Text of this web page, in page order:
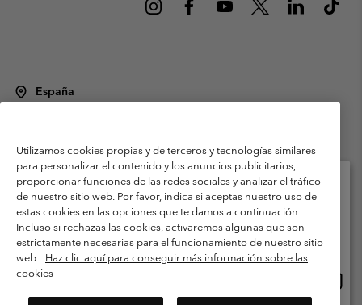
España
Condiciones de uso
Terminos de Venta
Garantía
Política de Privacidad
Términos y condiciones del programa de miembros
Términos De Uso Del Contenido Generado Por Los Usuarios
Impressum
Cookies Public CBCR
Utilizamos cookies propias y de terceros y tecnologías similares
para personalizar el contenido y los anuncios publicitarios,
proporcionar funciones de las redes sociales y analizar el tráfico
de nuestro sitio web. Por favor, indica si aceptas nuestro uso de
estas cookies en las opciones que te damos a continuación.
Incluso si rechazas las cookies, activaremos algunas que son
estrictamente necesarias para el funcionamiento de nuestro sitio
web. Haz clic aquí para conseguir más información sobre las
cookies
Selecciona tu país e idioma envío
Compras en línea disponibles